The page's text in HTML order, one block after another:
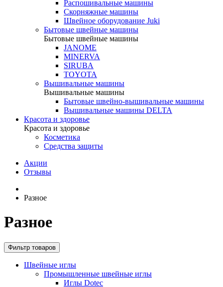
Распошивальные машины
Скорняжные машины
Швейное оборудование Juki
Бытовые швейные машины
Бытовые швейные машины
JANOME
MINERVA
SIRUBA
TOYOTA
Вышивальные машины
Вышивальные машины
Бытовые швейно-вышивальные машины
Вышивальные машины DELTA
Красота и здоровье
Красота и здоровье
Косметика
Средства защиты
Акции
Отзывы
Разное
Разное
Фильтр товаров
Швейные иглы
Промышленные швейные иглы
Иглы Dotec